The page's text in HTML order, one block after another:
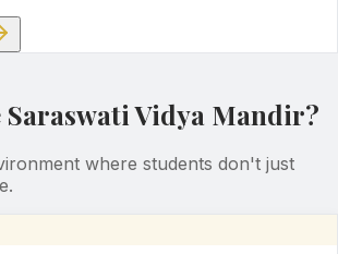
Saraswati Vidya Mandir?
where students don't just